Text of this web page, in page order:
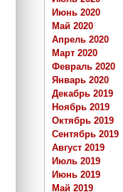
Июнь 2020
Май 2020
Апрель 2020
Март 2020
Февраль 2020
Январь 2020
Декабрь 2019
Ноябрь 2019
Октябрь 2019
Сентябрь 2019
Август 2019
Июль 2019
Июнь 2019
Май 2019